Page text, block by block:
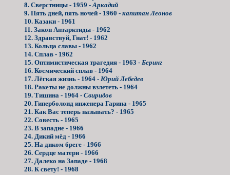
8. Сверстницы - 1959 -Аркадий
9. Пять дней, пять ночей - 1960 -капитан Леонов
10. Казаки - 1961
11. Закон Антарктиды - 1962
12. Здравствуй, Гнат! - 1962
13. Кольца славы - 1962
14. Сплав - 1962
15. Оптимистическая трагедия - 1963 - Беринг
16. Космический сплав - 1964
17. Лёгкая жизнь - 1964 - Юрий Лебедев
18. Ракеты не должны взлететь - 1964
19. Тишина - 1964 -Свиридов
20. Гиперболоид инженера Гарина - 1965
21. Как Вас теперь называть? - 1965
22. Совесть - 1965
23. В западне - 1966
24. Дикий мёд - 1966
25. На диком бреге - 1966
26. Сердце матери - 1966
27. Далеко на Западе - 1968
28. К свету! - 1968